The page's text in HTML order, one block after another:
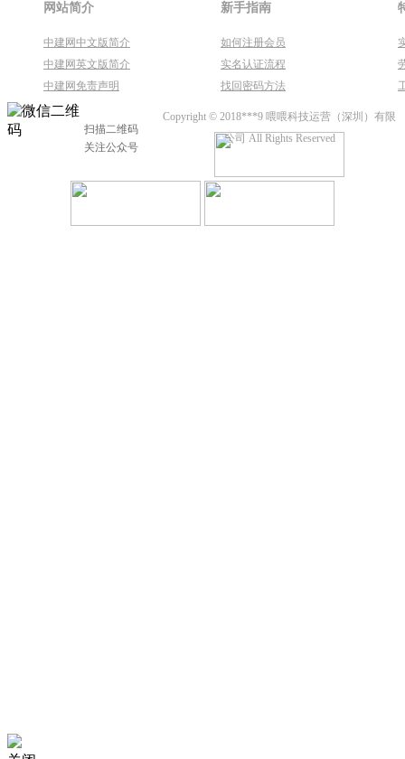
网站简介
中建网中文版简介
中建网英文版简介
中建网免责声明
新手指南
如何注册会员
实名认证流程
找回密码方法
扫描二维码
关注公众号
Copyright © 2018***9 喂喂科技运营（深圳）有限
公司 All Rights Reserved